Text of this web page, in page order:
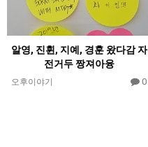
알영, 진휜, 지예, 경훈 왔다감 자
전거두 짱져아융
오후이야기 0